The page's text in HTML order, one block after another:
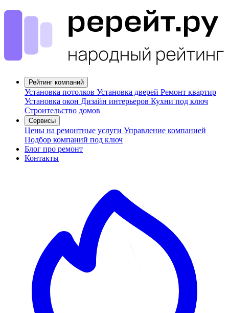
Рейтинг компаний
Установка потолков Установка дверей Ремонт квартир
Установка окон Дизайн интерьеров Кухни под ключ
Строительство домов
Сервисы
Цены на ремонтные услуги Управление компанией
Подбор компаний под ключ
Блог про ремонт
Контакты